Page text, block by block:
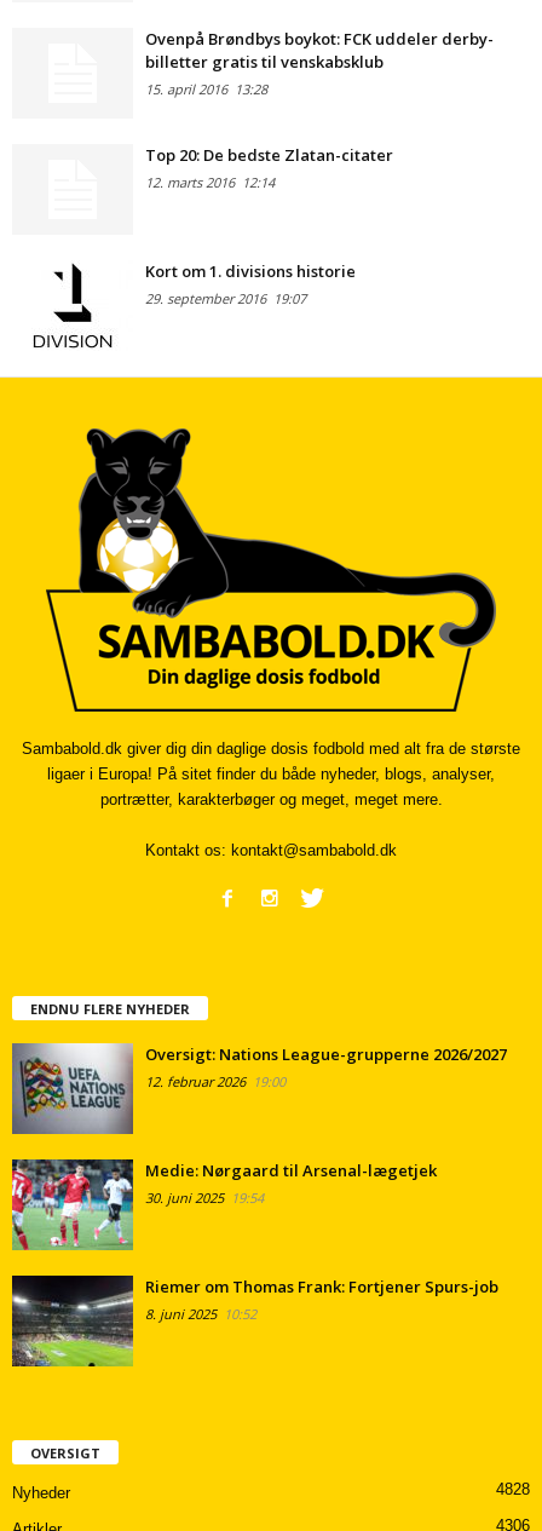
Ovenpå Brøndbys boykot: FCK uddeler derby-
billetter gratis til venskabsklub
15. april 201613:28
Top 20: De bedste Zlatan-citater
12. marts 201612:14
Kort om 1. divisions historie
29. september 201619:07
Sambabold.dk giver dig din daglige dosis fodbold med alt fra de største
ligaer i Europa! På sitet finder du både nyheder, blogs, analyser,
portrætter, karakterbøger og meget, meget mere.
Kontakt os: kontakt@sambabold.dk
ENDNU FLERE NYHEDER
Oversigt: Nations League-grupperne 2026/2027
12. februar 202619:00
Medie: Nørgaard til Arsenal-lægetjek
30. juni 202519:54
Riemer om Thomas Frank: Fortjener Spurs-job
8. juni 202510:52
OVERSIGT
Nyheder 4828
4306